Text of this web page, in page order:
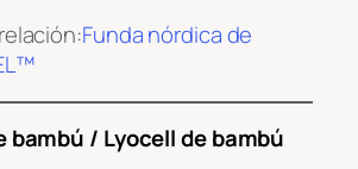
Funda nórdica de
bambú / Lyocell de bambú